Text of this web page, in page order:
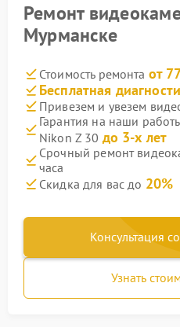
Ремонт
Мурманске
Стоимость ремонта от
Бесплатная
Привезем и увезем
Гарантия на наши
Nikon Z 30 до 3-х лет
Срочный ремонт
часа
Скидка для вас до 20%
Консультация
Узнать